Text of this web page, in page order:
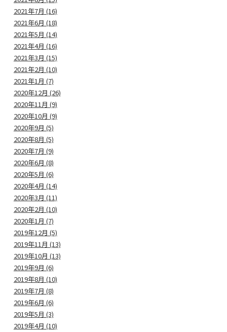
2021年7月 (16)
2021年6月 (18)
2021年5月 (14)
2021年4月 (16)
2021年3月 (15)
2021年2月 (10)
2021年1月 (7)
2020年12月 (26)
2020年11月 (9)
2020年10月 (9)
2020年9月 (5)
2020年8月 (5)
2020年7月 (9)
2020年6月 (8)
2020年5月 (6)
2020年4月 (14)
2020年3月 (11)
2020年2月 (10)
2020年1月 (7)
2019年12月 (5)
2019年11月 (13)
2019年10月 (13)
2019年9月 (6)
2019年8月 (10)
2019年7月 (8)
2019年6月 (6)
2019年5月 (3)
2019年4月 (10)